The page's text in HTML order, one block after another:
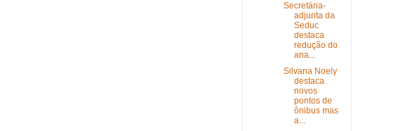
Secretária-
adjunta da
Seduc
destaca
redução do
ana...
Silvana Noely
destaca
novos
pontos de
ônibus mas
a...